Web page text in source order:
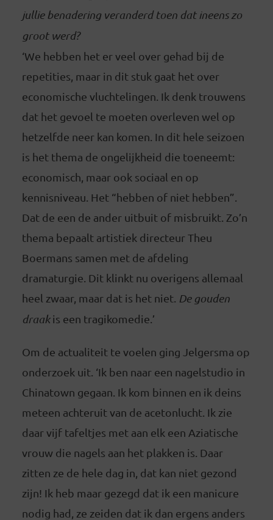
jullie benadering veranderd toen dat ineens zo
groot werd?
‘We hebben het er veel over gehad bij de
repetities, maar in dit stuk gaat het over
economische vluchtelingen. Ik denk trouwens
dat het gevoel te moeten overleven wel op
hetzelfde neer kan komen. In dit hele seizoen
is het thema de ongelijkheid die toeneemt:
economisch, maar ook sociaal en op
kennisniveau. Het “hebben of niet hebben”.
Dat de een de ander uitbuit of misbruikt. Zo’n
thema bepaalt artistiek directeur Theu
Boermans samen met de afdeling
dramaturgie. Dit klinkt nu overigens allemaal
heel zwaar, maar dat is het niet. De gouden
draakis een tragikomedie.’
Om de actualiteit te voelen ging Jelgersma op
onderzoek uit. ‘Ik ben naar een nagelstudio in
Chinatown gegaan. Ik kom binnen en ik deins
meteen achteruit van de acetonlucht. Ik zie
daar vijf tafeltjes met aan elk een Aziatische
vrouw die nagels aan het plakken is. Daar
zitten ze de hele dag in, dat kan niet gezond
zijn! Ik heb maar gezegd dat ik een manicure
nodig had, ze zeiden dat ik dan ergens anders